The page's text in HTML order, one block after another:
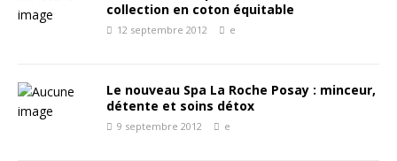
collection en coton équitable
12 septembre 2012 e
Le nouveau Spa La Roche Posay : minceur,
détente et soins détox
9 septembre 2012 e